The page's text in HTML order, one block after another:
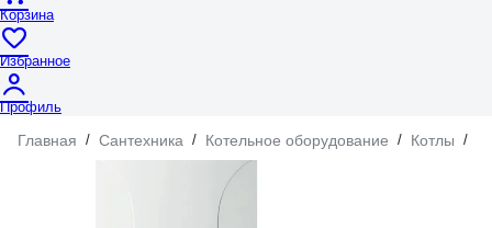
Корзина
Избранное
Профиль
Главная / Сантехника / Котельное оборудование / Котлы /